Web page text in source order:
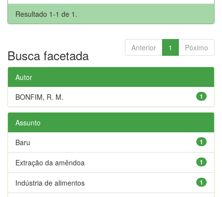
Resultado 1-1 de 1.
Anterior 1 Póximo
Busca facetada
Autor
1
BONFIM, R. M.
Assunto
1
Baru
1
Extração da amêndoa
1
Indústria de alimentos